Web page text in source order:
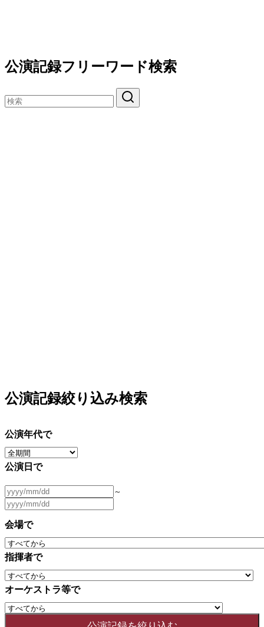
公演記録フリーワード検索
公演記録絞り込み検索
公演年代で
公演日で
～
会場で
指揮者で
オーケストラ等で